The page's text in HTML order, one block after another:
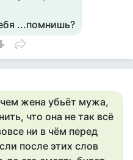
...помнишь?
жена убьёт мужа,
что она не так всё
ни в чём перед
после этих слов